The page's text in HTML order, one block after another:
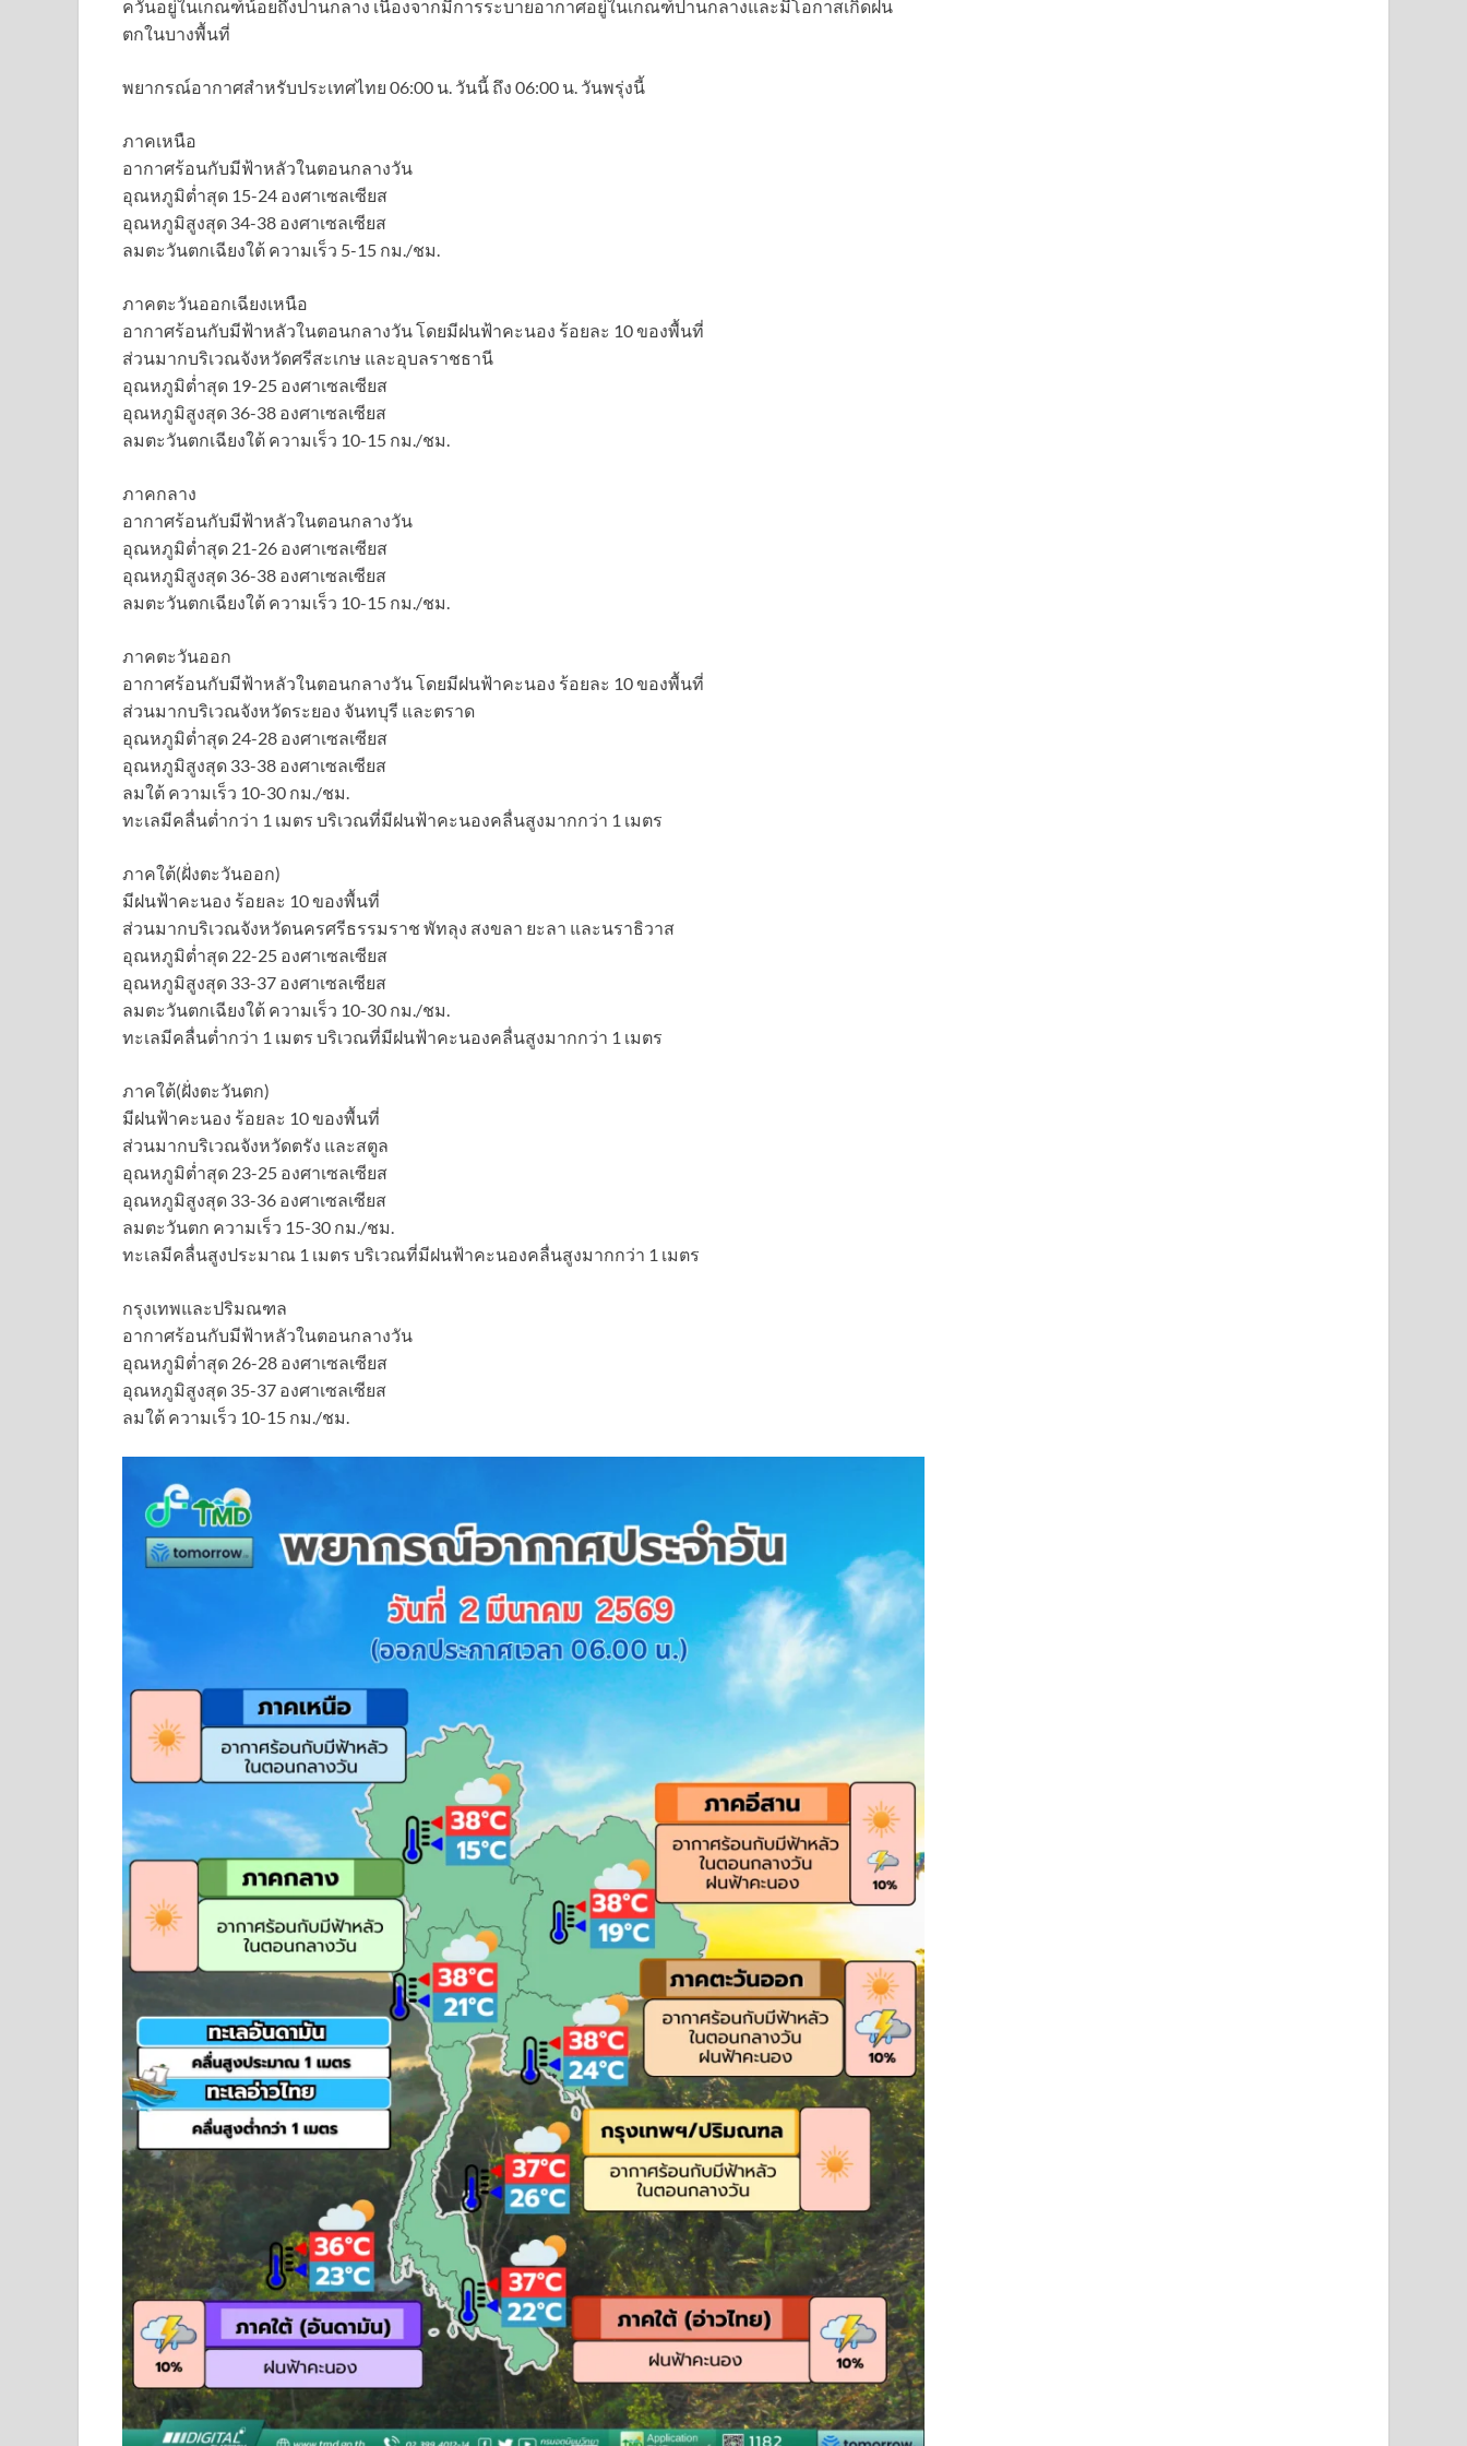
ควันอยู่ในเกณฑ์น้อยถึงปานกลาง เนื่องจากมีการระบายอากาศอยู่ในเกณฑ์ปานกลางและมีโอกาสเกิดฝน
ตกในบางพื้นที่
พยากรณ์อากาศสำหรับประเทศไทย 06:00 น. วันนี้ ถึง 06:00 น. วันพรุ่งนี้
ภาคเหนือ
อากาศร้อนกับมีฟ้าหลัวในตอนกลางวัน
อุณหภูมิต่ำสุด 15-24 องศาเซลเซียส
อุณหภูมิสูงสุด 34-38 องศาเซลเซียส
ลมตะวันตกเฉียงใต้ ความเร็ว 5-15 กม./ชม.
ภาคตะวันออกเฉียงเหนือ
อากาศร้อนกับมีฟ้าหลัวในตอนกลางวัน โดยมีฝนฟ้าคะนอง ร้อยละ 10 ของพื้นที่
ส่วนมากบริเวณจังหวัดศรีสะเกษ และอุบลราชธานี
อุณหภูมิต่ำสุด 19-25 องศาเซลเซียส
อุณหภูมิสูงสุด 36-38 องศาเซลเซียส
ลมตะวันตกเฉียงใต้ ความเร็ว 10-15 กม./ชม.
ภาคกลาง
อากาศร้อนกับมีฟ้าหลัวในตอนกลางวัน
อุณหภูมิต่ำสุด 21-26 องศาเซลเซียส
อุณหภูมิสูงสุด 36-38 องศาเซลเซียส
ลมตะวันตกเฉียงใต้ ความเร็ว 10-15 กม./ชม.
ภาคตะวันออก
อากาศร้อนกับมีฟ้าหลัวในตอนกลางวัน โดยมีฝนฟ้าคะนอง ร้อยละ 10 ของพื้นที่
ส่วนมากบริเวณจังหวัดระยอง จันทบุรี และตราด
อุณหภูมิต่ำสุด 24-28 องศาเซลเซียส
อุณหภูมิสูงสุด 33-38 องศาเซลเซียส
ลมใต้ ความเร็ว 10-30 กม./ชม.
ทะเลมีคลื่นต่ำกว่า 1 เมตร บริเวณที่มีฝนฟ้าคะนองคลื่นสูงมากกว่า 1 เมตร
ภาคใต้(ฝั่งตะวันออก)
มีฝนฟ้าคะนอง ร้อยละ 10 ของพื้นที่
ส่วนมากบริเวณจังหวัดนครศรีธรรมราช พัทลุง สงขลา ยะลา และนราธิวาส
อุณหภูมิต่ำสุด 22-25 องศาเซลเซียส
อุณหภูมิสูงสุด 33-37 องศาเซลเซียส
ลมตะวันตกเฉียงใต้ ความเร็ว 10-30 กม./ชม.
ทะเลมีคลื่นต่ำกว่า 1 เมตร บริเวณที่มีฝนฟ้าคะนองคลื่นสูงมากกว่า 1 เมตร
ภาคใต้(ฝั่งตะวันตก)
มีฝนฟ้าคะนอง ร้อยละ 10 ของพื้นที่
ส่วนมากบริเวณจังหวัดตรัง และสตูล
อุณหภูมิต่ำสุด 23-25 องศาเซลเซียส
อุณหภูมิสูงสุด 33-36 องศาเซลเซียส
ลมตะวันตก ความเร็ว 15-30 กม./ชม.
ทะเลมีคลื่นสูงประมาณ 1 เมตร บริเวณที่มีฝนฟ้าคะนองคลื่นสูงมากกว่า 1 เมตร
กรุงเทพและปริมณฑล
อากาศร้อนกับมีฟ้าหลัวในตอนกลางวัน
อุณหภูมิต่ำสุด 26-28 องศาเซลเซียส
อุณหภูมิสูงสุด 35-37 องศาเซลเซียส
ลมใต้ ความเร็ว 10-15 กม./ชม.